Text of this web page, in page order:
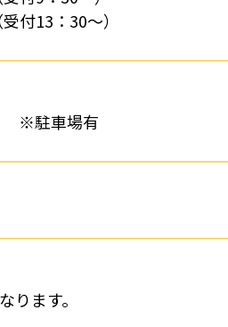
付13：30～）
※駐車場有
ます。